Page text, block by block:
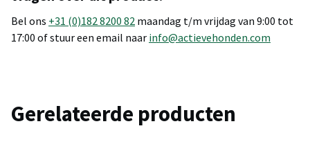
Bel ons +31 (0)182 8200 82 maandag t/m vrijdag van 9:00 tot
17:00 of stuur een email naar info@actievehonden.com
Gerelateerde producten